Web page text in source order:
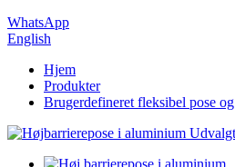
WhatsApp
English
Hjem
Produkter
Brugerdefineret fleksibel pose